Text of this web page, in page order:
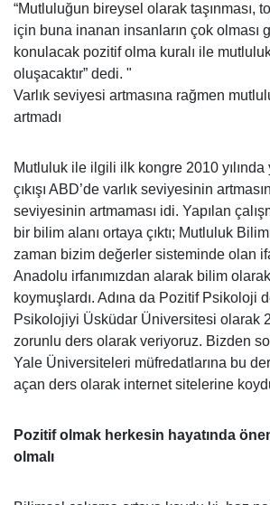
“Mutluluğun bireysel olarak taşınması,
için buna inanan insanların çok olması
konulacak pozitif olma kuralı ile
oluşacaktır” dedi. "
Varlık seviyesi artmasına rağmen
artmadı
Mutluluk ile ilgili ilk kongre 2010 yılında
çıkışı ABD’de varlık seviyesinin
seviyesinin artmaması idi. Yapılan
bir bilim alanı ortaya çıktı; Mutluluk
zaman bizim değerler sisteminde olan
Anadolu irfanımızdan alarak bilim
koymuşlardı. Adına da Pozitif Psikoloji
Psikolojiyi Üsküdar Üniversitesi olarak
zorunlu ders olarak veriyoruz. Bizden
Yale Üniversiteleri müfredatlarına bu
açan ders olarak internet sitelerine
Pozitif olmak herkesin hayatında
olmalı